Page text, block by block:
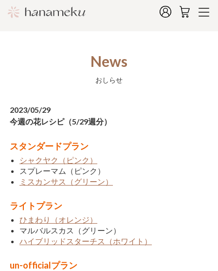
News
おしらせ
2023/05/29
今週の花レシピ（5/29週分）
スタンダードプラン
シャクヤク（ピンク）
スプレーマム（ピンク）
ミスカンサス（グリーン）
ライトプラン
ひまわり（オレンジ）
マルバルスカス（グリーン）
ハイブリッドスターチス（ホワイト）
un-officialプラン